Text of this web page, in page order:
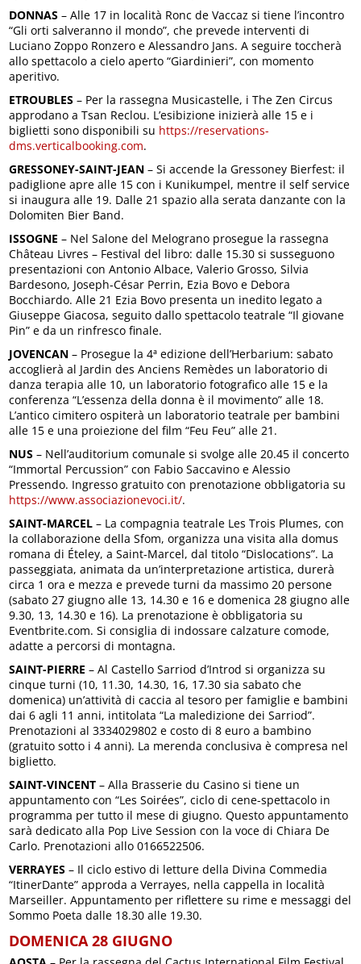
DONNAS – Alle 17 in località Ronc de Vaccaz si tiene l’incontro
“Gli orti salveranno il mondo”, che prevede interventi di
Luciano Zoppo Ronzero e Alessandro Jans. A seguire toccherà
allo spettacolo a cielo aperto “Giardinieri”, con momento
aperitivo.
ETROUBLES – Per la rassegna Musicastelle, i The Zen Circus
approdano a Tsan Reclou. L’esibizione inizierà alle 15 e i
biglietti sono disponibili su https://reservations-
dms.verticalbooking.com.
GRESSONEY-SAINT-JEAN – Si accende la Gressoney Bierfest: il
padiglione apre alle 15 con i Kunikumpel, mentre il self service
si inaugura alle 19. Dalle 21 spazio alla serata danzante con la
Dolomiten Bier Band.
ISSOGNE – Nel Salone del Melograno prosegue la rassegna
Château Livres – Festival del libro: dalle 15.30 si susseguono
presentazioni con Antonio Albace, Valerio Grosso, Silvia
Bardesono, Joseph-César Perrin, Ezia Bovo e Debora
Bocchiardo. Alle 21 Ezia Bovo presenta un inedito legato a
Giuseppe Giacosa, seguito dallo spettacolo teatrale “Il giovane
Pin” e da un rinfresco finale.
JOVENCAN – Prosegue la 4ª edizione dell’Herbarium: sabato
accoglierà al Jardin des Anciens Remèdes un laboratorio di
danza terapia alle 10, un laboratorio fotografico alle 15 e la
conferenza “L’essenza della donna è il movimento” alle 18.
L’antico cimitero ospiterà un laboratorio teatrale per bambini
alle 15 e una proiezione del film “Feu Feu” alle 21.
NUS – Nell’auditorium comunale si svolge alle 20.45 il concerto
“Immortal Percussion” con Fabio Saccavino e Alessio
Pressendo. Ingresso gratuito con prenotazione obbligatoria su
https://www.associazionevoci.it/.
SAINT-MARCEL – La compagnia teatrale Les Trois Plumes, con
la collaborazione della Sfom, organizza una visita alla domus
romana di Ételey, a Saint-Marcel, dal titolo “Dislocations”. La
passeggiata, animata da un’interpretazione artistica, durerà
circa 1 ora e mezza e prevede turni da massimo 20 persone
(sabato 27 giugno alle 13, 14.30 e 16 e domenica 28 giugno alle
9.30, 13, 14.30 e 16). La prenotazione è obbligatoria su
Eventbrite.com. Si consiglia di indossare calzature comode,
adatte a percorsi di montagna.
SAINT-PIERRE – Al Castello Sarriod d’Introd si organizza su
cinque turni (10, 11.30, 14.30, 16, 17.30 sia sabato che
domenica) un’attività di caccia al tesoro per famiglie e bambini
dai 6 agli 11 anni, intitolata “La maledizione dei Sarriod”.
Prenotazioni al 3334029802 e costo di 8 euro a bambino
(gratuito sotto i 4 anni). La merenda conclusiva è compresa nel
biglietto.
SAINT-VINCENT – Alla Brasserie du Casino si tiene un
appuntamento con “Les Soirées”, ciclo di cene-spettacolo in
programma per tutto il mese di giugno. Questo appuntamento
sarà dedicato alla Pop Live Session con la voce di Chiara De
Carlo. Prenotazioni allo 0166522506.
VERRAYES – Il ciclo estivo di letture della Divina Commedia
“ItinerDante” approda a Verrayes, nella cappella in località
Marseiller. Appuntamento per riflettere su rime e messaggi del
Sommo Poeta dalle 18.30 alle 19.30.
DOMENICA 28 GIUGNO